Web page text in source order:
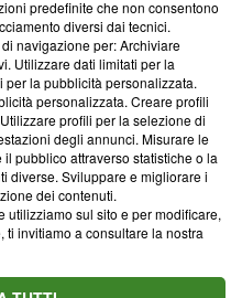
Via Carlo Frasca, 3 - 6900
predefinite che non consentono
diversi dai tecnici.
navigazione per: Archiviare
Utilizzare dati limitati per la
la pubblicità personalizzata.
personalizzata. Creare profili
profili per la selezione di
degli annunci. Misurare le
pubblico attraverso statistiche o la
diverse. Sviluppare e migliorare i
dei contenuti.
utilizziamo sul sito e per modificare,
invitiamo a consultare la nostra